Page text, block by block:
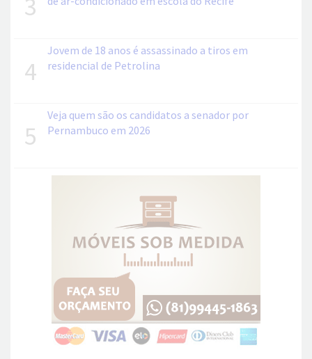
4
Jovem de 18 anos é assassinado a tiros em
residencial de Petrolina
5
Veja quem são os candidatos a senador por
Pernambuco em 2026